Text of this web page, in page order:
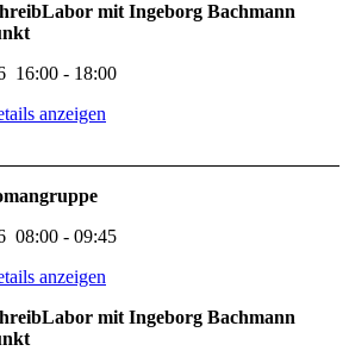
mit Ingeborg Bachmann
16:00 - 18:00
anzeigen
08:00 - 09:45
anzeigen
mit Ingeborg Bachmann